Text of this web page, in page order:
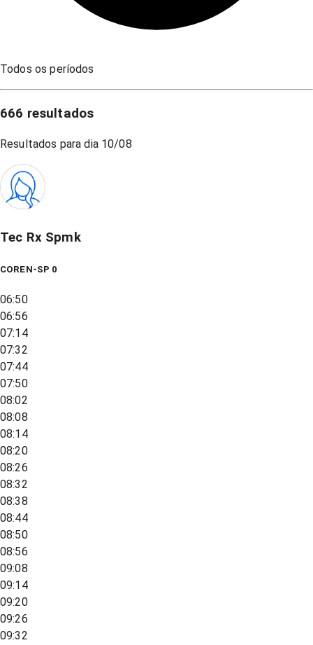
Todos os períodos
666 resultados
Resultados para dia 10/08
Tec Rx Spmk
COREN-SP 0
06:50
06:56
07:14
07:32
07:44
07:50
08:02
08:08
08:14
08:20
08:26
08:32
08:38
08:44
08:50
08:56
09:08
09:14
09:20
09:26
09:32